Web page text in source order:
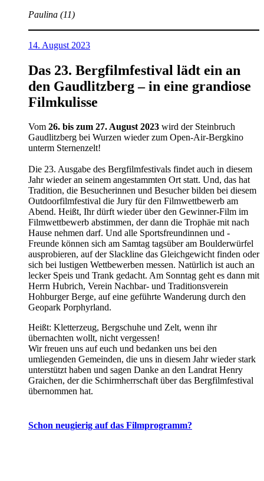
Paulina (11)
14. August 2023
Das 23. Bergfilmfestival lädt ein an
den Gaudlitzberg – in eine grandiose
Filmkulisse
Vom 26. bis zum 27. August 2023 wird der Steinbruch
Gaudlitzberg bei Wurzen wieder zum Open-Air-Bergkino
unterm Sternenzelt!
Die 23. Ausgabe des Bergfilmfestivals findet auch in diesem
Jahr wieder an seinem angestammten Ort statt. Und, das hat
Tradition, die Besucherinnen und Besucher bilden bei diesem
Outdoorfilmfestival die Jury für den Filmwettbewerb am
Abend. Heißt, Ihr dürft wieder über den Gewinner-Film im
Filmwettbewerb abstimmen, der dann die Trophäe mit nach
Hause nehmen darf. Und alle Sportsfreundinnen und -
Freunde können sich am Samtag tagsüber am Boulderwürfel
ausprobieren, auf der Slackline das Gleichgewicht finden oder
sich bei lustigen Wettbewerben messen. Natürlich ist auch an
lecker Speis und Trank gedacht. Am Sonntag geht es dann mit
Herrn Hubrich, Verein Nachbar- und Traditionsverein
Hohburger Berge, auf eine geführte Wanderung durch den
Geopark Porphyrland.
Heißt: Kletterzeug, Bergschuhe und Zelt, wenn ihr
übernachten wollt, nicht vergessen!
Wir freuen uns auf euch und bedanken uns bei den
umliegenden Gemeinden, die uns in diesem Jahr wieder stark
unterstützt haben und sagen Danke an den Landrat Henry
Graichen, der die Schirmherrschaft über das Bergfilmfestival
übernommen hat.
Schon neugierig auf das Filmprogramm?